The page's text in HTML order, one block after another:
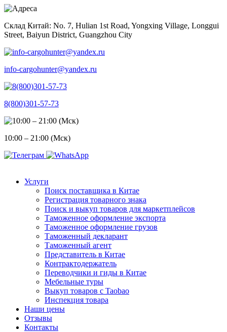
Skip
content
Склад Китай: No. 7, Hulian 1st Road, Yongxing Village, Longgui
Street, Baiyun District, Guangzhou City
info-cargohunter@yandex.ru
8(800)301-57-73
10:00 – 21:00 (Мск)
Услуги
Поиск поставщика в Китае
Регистрация товарного знака
Поиск и выкуп товаров для маркетплейсов
Таможенное оформление экспорта
Таможенное оформление грузов
Таможенный декларант
Таможенный агент
Представитель в Китае
Контрактодержатель
Переводчики и гиды в Китае
Мебельные туры
Выкуп товаров с Taobao
Инспекция товара
Наши цены
Отзывы
Контакты